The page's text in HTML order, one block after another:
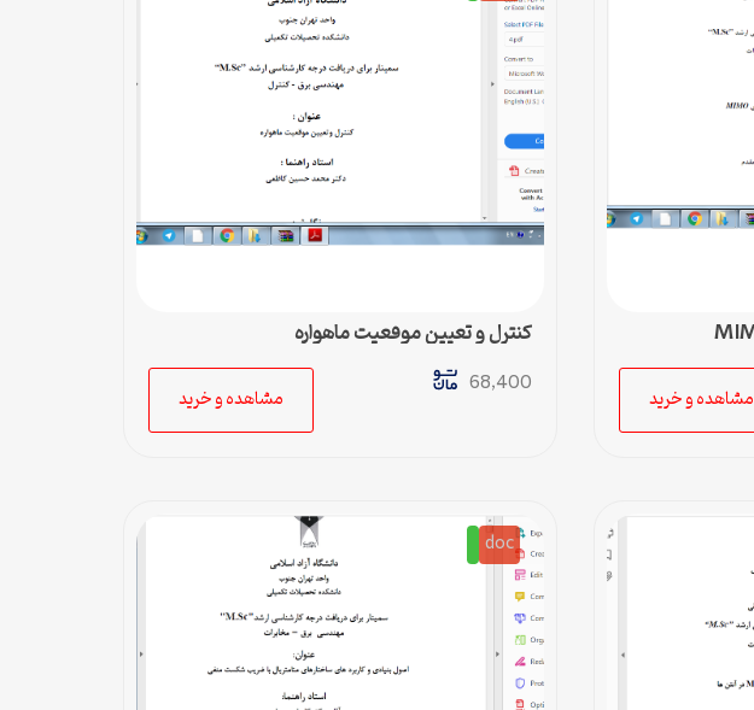
مشاهده و خرید
کنترل و تعیین موقعیت ماهواره
68,400
مشاهده و خرید
doc